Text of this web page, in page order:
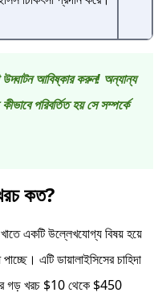
উদ্ঘাটন আবিষ্কার করুন! অন্যান্য
পরিবর্তিত হয় সে সম্পর্কে
কত?
খাতে একটি উল্লেখযোগ্য বিষয় হয়ে
এটি ডায়ালাইসিসের চাহিদা
গড় খরচ $10 থেকে $450